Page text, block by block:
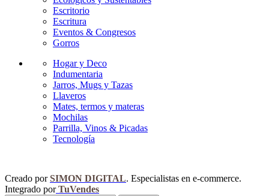
Escritorio
Escritura
Eventos & Congresos
Gorros
Hogar y Deco
Indumentaria
Jarros, Mugs y Tazas
Llaveros
Mates, termos y materas
Mochilas
Parrilla, Vinos & Picadas
Tecnología
Creado porSIMON DIGITAL. Especialistas en e-commerce.
Integrado porTuVendes